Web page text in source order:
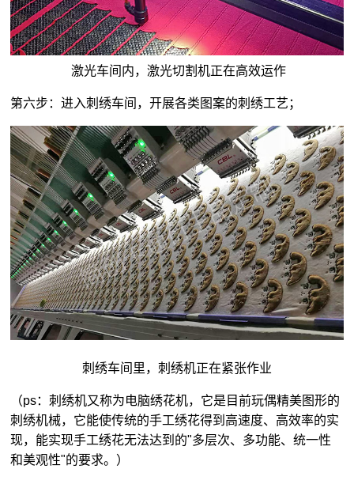
激光车间内，激光切割机正在高效运作
第六步：进入刺绣车间，开展各类图案的刺绣工艺；
刺绣车间里，刺绣机正在紧张作业
（ps：刺绣机又称为电脑绣花机，它是目前玩偶精美图形的
刺绣机械，它能使传统的手工绣花得到高速度、高效率的实
现，能实现手工绣花无法达到的"多层次、多功能、统一性
和美观性"的要求。）